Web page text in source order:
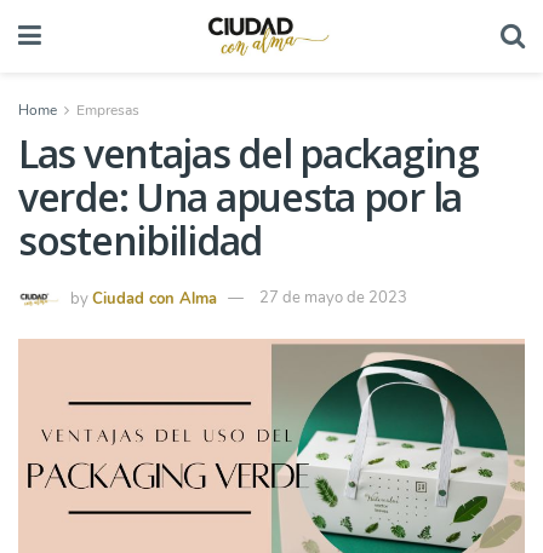
Home Empresas
Las ventajas del packaging
verde: Una apuesta por la
sostenibilidad
byCiudad con Alma 27 de mayo de 2023